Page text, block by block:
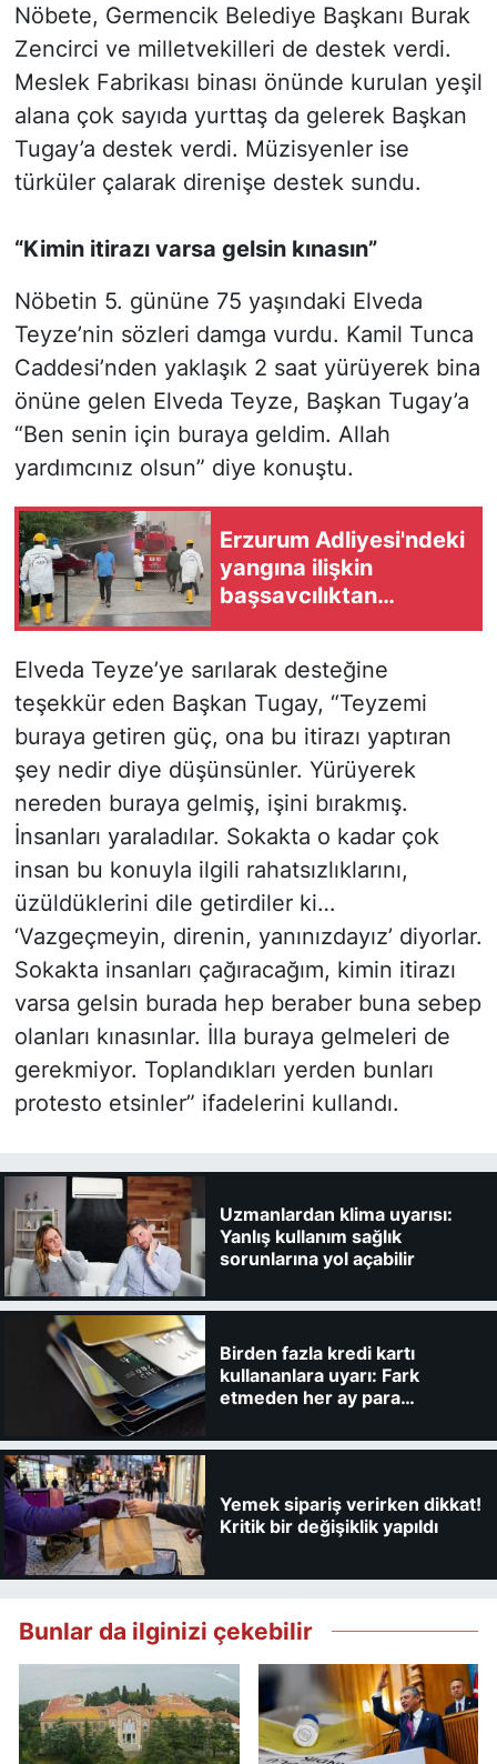
Nöbete, Germencik Belediye Başkanı Burak
Zencirci ve milletvekilleri de destek verdi.
Meslek Fabrikası binası önünde kurulan yeşil
alana çok sayıda yurttaş da gelerek Başkan
Tugay’a destek verdi. Müzisyenler ise
türküler çalarak direnişe destek sundu.
“Kimin itirazı varsa gelsin kınasın”
Nöbetin 5. gününe 75 yaşındaki Elveda
Teyze’nin sözleri damga vurdu. Kamil Tunca
Caddesi’nden yaklaşık 2 saat yürüyerek bina
önüne gelen Elveda Teyze, Başkan Tugay’a
“Ben senin için buraya geldim. Allah
yardımcınız olsun” diye konuştu.
Erzurum Adliyesi'ndeki
yangına ilişkin
başsavcılıktan
Elveda Teyze’ye sarılarak desteğine
teşekkür eden Başkan Tugay, “Teyzemi
buraya getiren güç, ona bu itirazı yaptıran
şey nedir diye düşünsünler. Yürüyerek
nereden buraya gelmiş, işini bırakmış.
İnsanları yaraladılar. Sokakta o kadar çok
insan bu konuyla ilgili rahatsızlıklarını,
üzüldüklerini dile getirdiler ki…
‘Vazgeçmeyin, direnin, yanınızdayız’ diyorlar.
Sokakta insanları çağıracağım, kimin itirazı
varsa gelsin burada hep beraber buna sebep
olanları kınasınlar. İlla buraya gelmeleri de
gerekmiyor. Toplandıkları yerden bunları
protesto etsinler” ifadelerini kullandı.
Uzmanlardan klima uyarısı:
Yanlış kullanım sağlık
sorunlarına yol açabilir
Birden fazla kredi kartı
kullananlara uyarı: Fark
etmeden her ay para
Yemek sipariş verirken dikkat!
Kritik bir değişiklik yapıldı
Bunlar da ilginizi çekebilir